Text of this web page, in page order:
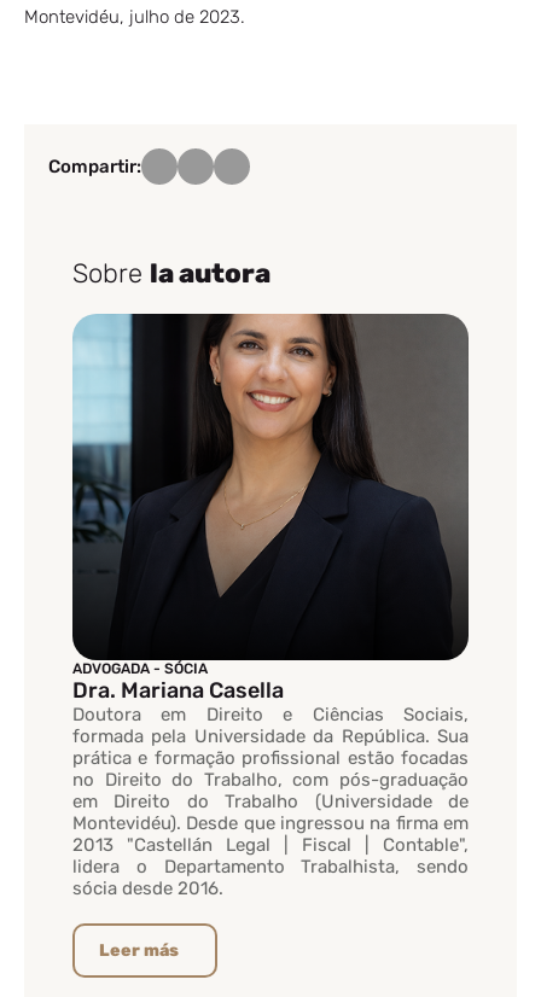
Montevidéu, julho de 2023.
Compartir:
Sobre la autora
ADVOGADA - SÓCIA
Dra. Mariana Casella
Doutora em Direito e Ciências Sociais,
formada pela Universidade da República. Sua
prática e formação profissional estão focadas
no Direito do Trabalho, com pós-graduação
em Direito do Trabalho (Universidade de
Montevidéu). Desde que ingressou na firma em
2013 "Castellán Legal | Fiscal | Contable",
lidera o Departamento Trabalhista, sendo
sócia desde 2016.
Leer más